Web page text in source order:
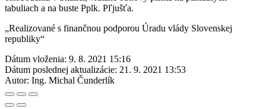
tabuliach a na buste Pplk. Pľjušťa.
„Realizované s finančnou podporou Úradu vlády Slovenskej
republiky“
Dátum vloženia: 9. 8. 2021 15:16
Dátum poslednej aktualizácie: 21. 9. 2021 13:53
Autor: Ing. Michal Čunderlík